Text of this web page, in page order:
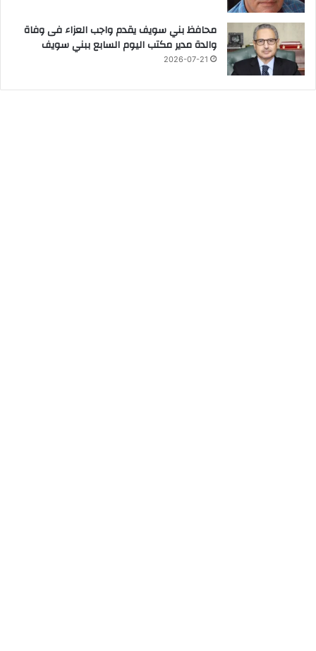
محافظ بني سويف يقدم واجب العزاء فى وفاة
والدة مدير مكتب اليوم السابع ببني سويف
2026-07-21